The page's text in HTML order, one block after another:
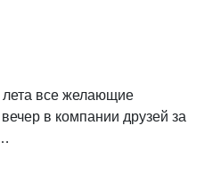
все желающие
в компании друзей за